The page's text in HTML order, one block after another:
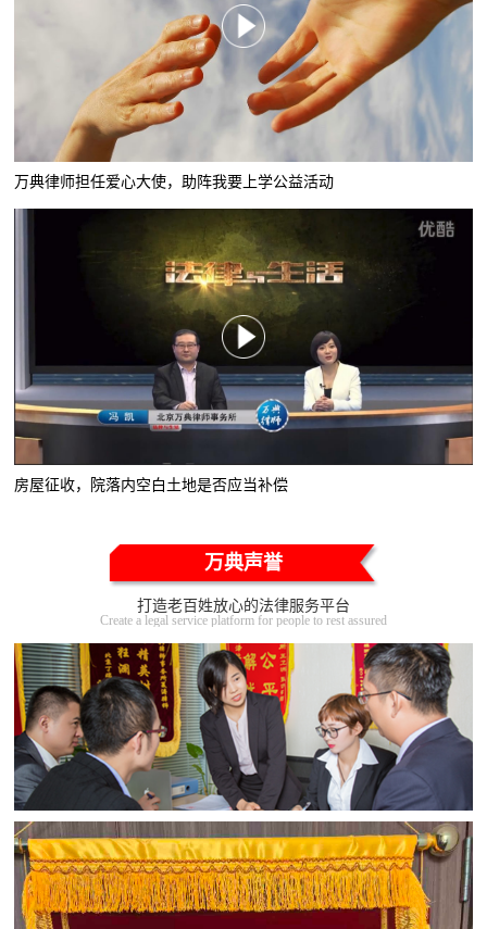
万典律师担任爱心大使，助阵我要上学公益活动
房屋征收，院落内空白土地是否应当补偿
万典声誉
打造老百姓放心的法律服务平台
Create a legal service platform for people to rest assured